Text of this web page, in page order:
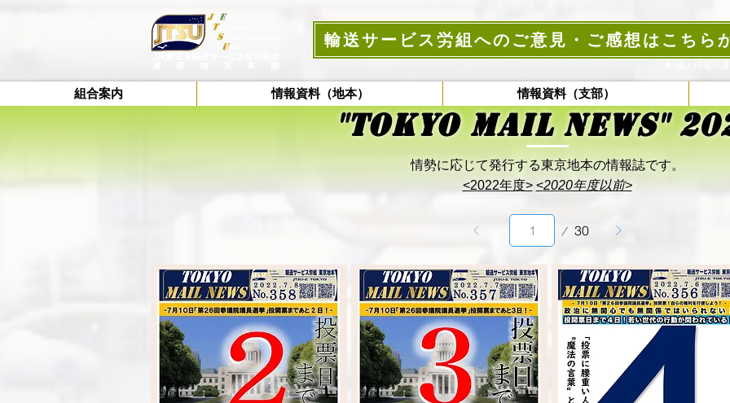
輸送サービス労組へのご意見・ご感想はこちら
組合案内 情報資料（地本） 情報資料（支部）
"TOKYOMAIL NEWS"
情勢に応じて発行する東京地本の情報誌です。
<2022年度> <2020年度以前>
30